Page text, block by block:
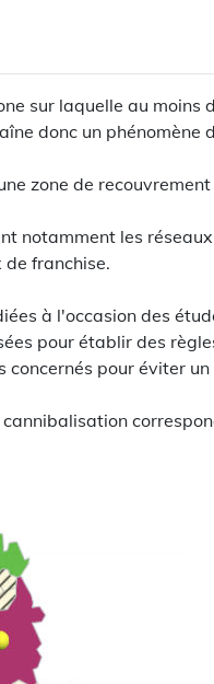
sur laquelle au moins
donc un phénomène
zone de
notamment les
de franchise.
à l'occasion des
pour établir des
pour éviter